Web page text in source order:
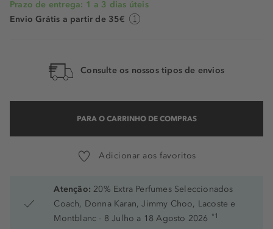
Prazo de entrega: 1 a 3 dias úteis
Envio Grátis a partir de 35€
Consulte os nossos tipos de envios
PARA O CARRINHO DE COMPRAS
Adicionar aos favoritos
Atenção: 20% Extra Perfumes Seleccionados
Coach, Donna Karan, Jimmy Choo, Lacoste e
Montblanc - 8 Julho a 18 Agosto 2026 *1